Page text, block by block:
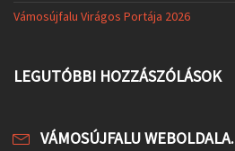
Vámosújfalu Virágos Portája 2026
LEGUTÓBBI HOZZÁSZÓLÁSOK
VÁMOSÚJFALU WEBOLDALA.